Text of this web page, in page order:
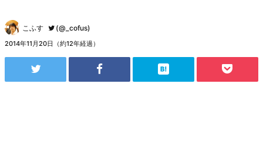
こふす (@_cofus)
2014年11月20日（約12年経過）